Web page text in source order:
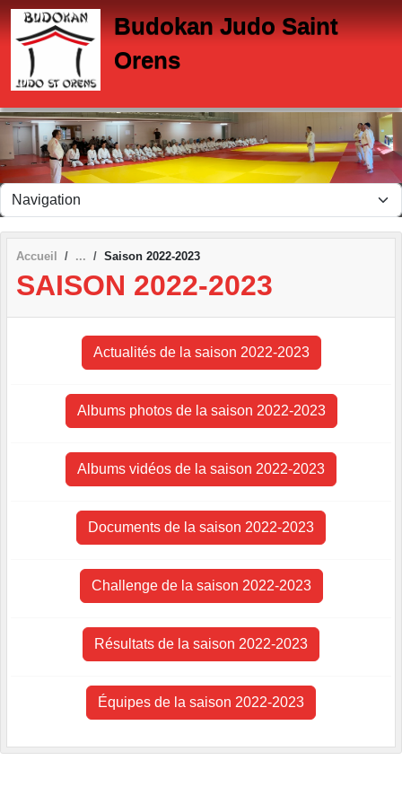
Budokan Judo Saint
Orens
Accueil Saison 2022-2023
SAISON 2022-2023
Actualités de la saison 2022-2023
Albums photos de la saison 2022-2023
Albums vidéos de la saison 2022-2023
Documents de la saison 2022-2023
Challenge de la saison 2022-2023
Résultats de la saison 2022-2023
Équipes de la saison 2022-2023
Panneau de gestion des cookies